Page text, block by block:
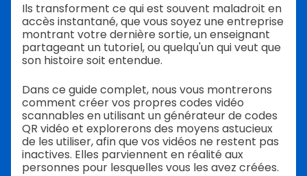
Ils transforment ce qui est souvent maladroit en
accès instantané, que vous soyez une entreprise
montrant votre dernière sortie, un enseignant
partageant un tutoriel, ou quelqu'un qui veut que
son histoire soit entendue.
Dans ce guide complet, nous vous montrerons
comment créer vos propres codes vidéo
scannables en utilisant un générateur de codes
QR vidéo et explorerons des moyens astucieux
de les utiliser, afin que vos vidéos ne restent pas
inactives. Elles parviennent en réalité aux
personnes pour lesquelles vous les avez créées.